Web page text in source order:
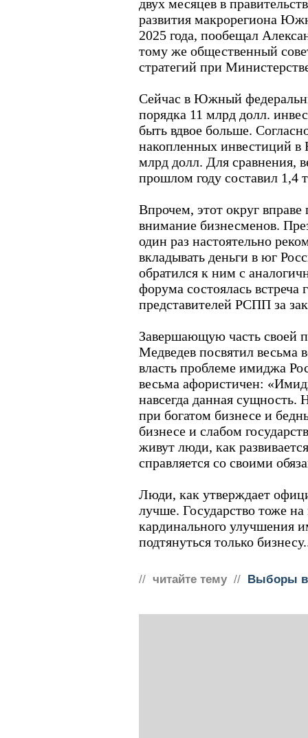
двух месяцев в
развития макрорегиона
2025 года, пообещал
тому же общественный
стратегий при
Сейчас в Южный
порядка 11 млрд долл.
быть вдвое больше.
накопленных инвестиций
млрд долл. Для сравнения,
прошлом году составил 1,4
Впрочем, этот округ вправе
внимание бизнесменов.
один раз настоятельно
вкладывать деньги в юг
обратился к ним с
форума состоялась встреча
представителей РСПП за
Завершающую часть своей
Медведев посвятил
власть проблеме имиджа
весьма афористичен:
навсегда данная
при богатом бизнесе и
бизнесе и слабом
живут люди, как
справляется со своими
Люди, как утверждает
лучше. Государство тоже
кардинального улучшения
подтянуться только
// читайте тему // Выборы в